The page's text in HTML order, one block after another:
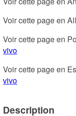
Voir cette page en
Voir cette page en
vivo
Voir cette page en
vivo
Description